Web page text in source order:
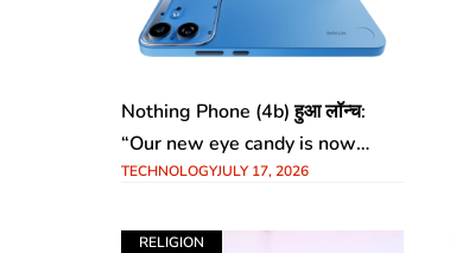
Nothing Phone (4b) हुआ लॉन्च:
“Our new eye candy is now
available to be yours”, जानें कीमत
TECHNOLOGYJULY 17, 2026
RELIGION